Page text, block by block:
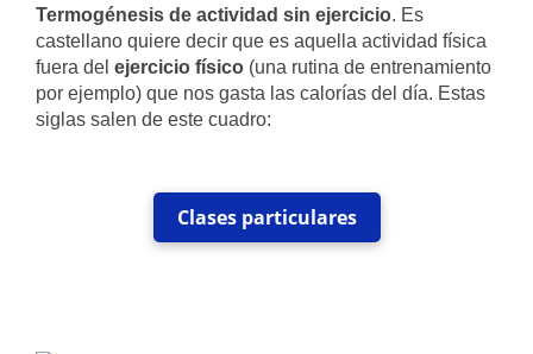
Termogénesis de actividad sin ejercicio. Es
castellano quiere decir que es aquella actividad física
fuera del ejercicio físico (una rutina de entrenamiento
por ejemplo) que nos gasta las calorías del día. Estas
siglas salen de este cuadro:
Clases particulares